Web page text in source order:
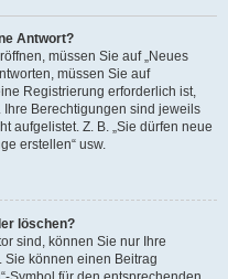
Antwort?
müssen Sie auf „Neues
müssen Sie auf
Registrierung erforderlich ist,
Berechtigungen sind jeweils
aufgelistet. Z. B. „Sie dürfen neue
erstellen“ usw.
löschen?
sind, können Sie nur Ihre
können einen Beitrag